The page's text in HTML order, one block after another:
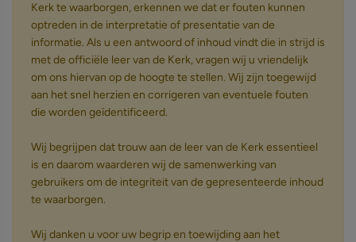
Kerk te waarborgen, erkennen we dat er fouten kunnen
optreden in de interpretatie of presentatie van de
informatie. Als u een antwoord of inhoud vindt die in strijd is
met de officiële leer van de Kerk, vragen wij u vriendelijk
om ons hiervan op de hoogte te stellen. Wij zijn toegewijd
aan het snel herzien en corrigeren van eventuele fouten
die worden geïdentificeerd.
Wij begrijpen dat trouw aan de leer van de Kerk essentieel
is en daarom waarderen wij de samenwerking van
gebruikers om de integriteit van de gepresenteerde inhoud
te waarborgen.
Wij danken u voor uw begrip en toewijding aan het